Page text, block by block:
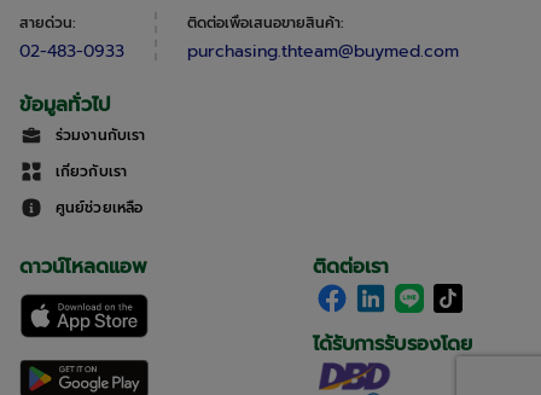
สายด่วน:
02-483-0933
ติดต่อเพื่อเสนอขายสินค้า:
purchasing.thteam@buymed.com
ข้อมูลทั่วไป
ร่วมงานกับเรา
เกี่ยวกับเรา
ศูนย์ช่วยเหลือ
ติดต่อเรา
ได้รับการรับรองโดย
ดาวน์โหลดแอพ